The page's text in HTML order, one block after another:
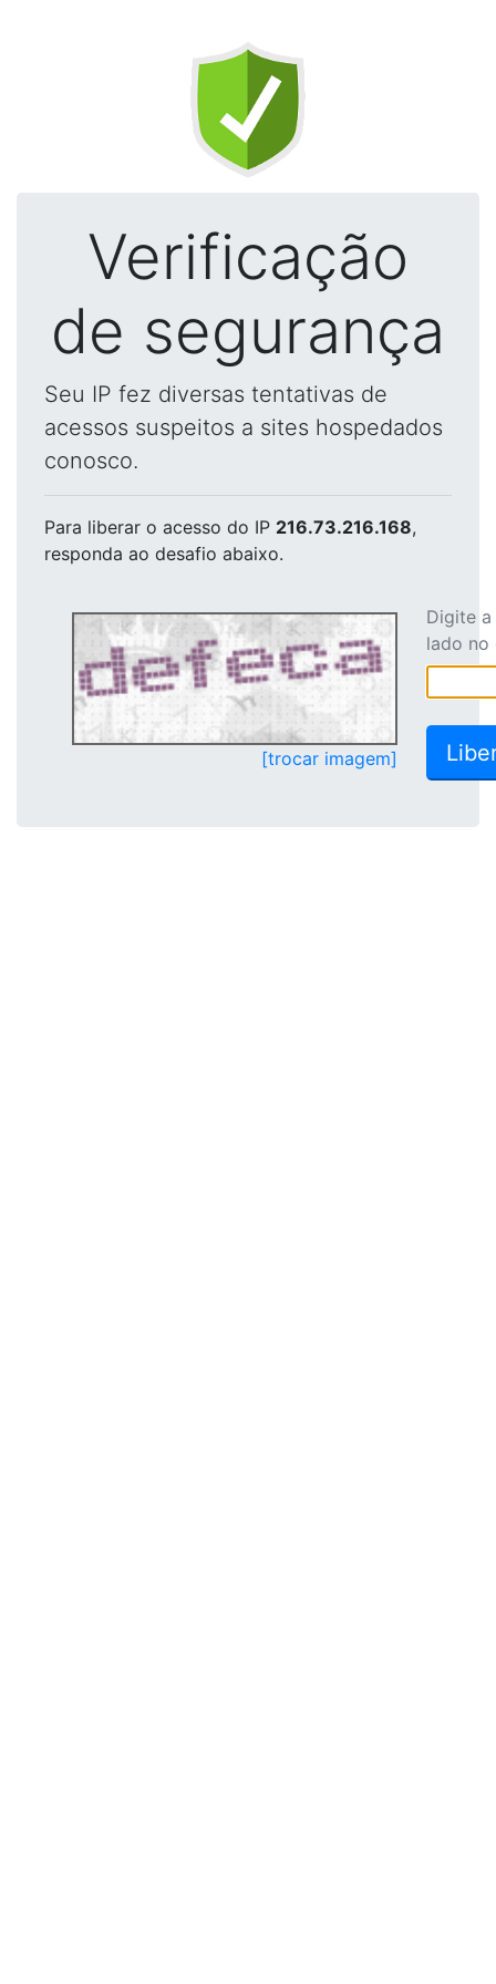
Verificação
de segurança
Seu IP fez diversas tentativas de
acessos suspeitos a sites hospedados
conosco.
Para liberar o acesso do IP 216.73.216.168,
responda ao desafio abaixo.
[trocar imagem]
Digite
lado no